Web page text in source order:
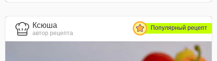
Ксюша
автор рецепта
Популярный рецепт